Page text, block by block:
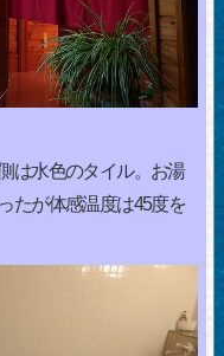
は水色のタイル。お湯
たが体感温度は45度を